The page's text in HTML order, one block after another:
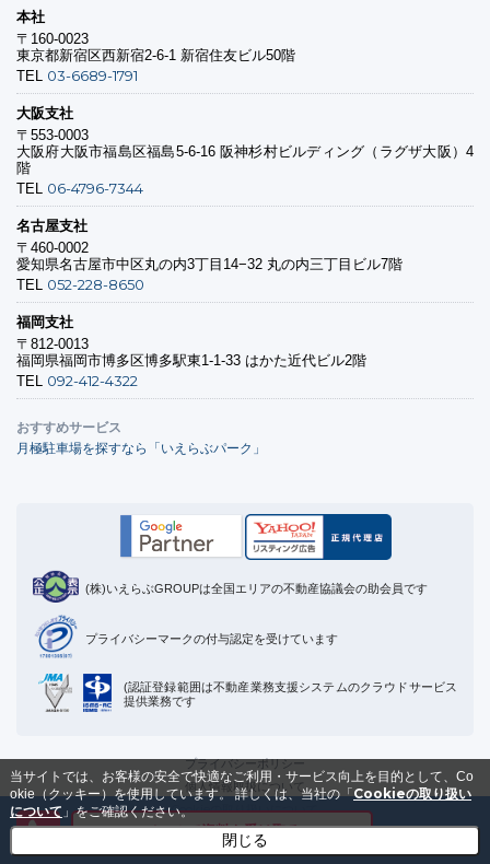
メールで資料を受け取る
本社
〒160-0023
東京都新宿区西新宿2-6-1 新宿住友ビル50階
TEL 03-6689-1791
大阪支社
〒553-0003
大阪府大阪市福島区福島5-6-16 阪神杉村ビルディング（ラグザ大阪）4
階
TEL 06-4796-7344
名古屋支社
〒460-0002
愛知県名古屋市中区丸の内3丁目14−32 丸の内三丁目ビル7階
TEL 052-228-8650
福岡支社
〒812-0013
福岡県福岡市博多区博多駅東1-1-33 はかた近代ビル2階
TEL 092-412-4322
おすすめサービス
月極駐車場を探すなら「いえらぶパーク」
(株)いえらぶGROUPは全国エリアの不動産協議会の助会員です
プライバシーマークの付与認定を受けています
(認証登録範囲は不動産業務支援システムのクラウドサービス
提供業務です
プライバシーポリシー
個人情報取扱について
Cookieの取り扱いについて
運営会社
当サイトでは、お客様の安全で快適なご利用・サービス向上を目的として、Co
okie（クッキー）を使用しています。詳しくは、当社の「Cookieの取り扱い
について 」をご確認ください。
閉じる